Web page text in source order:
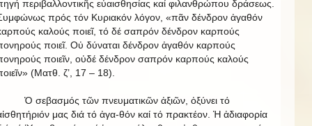
περιβαλλοντικῆς εὐαισθησίας καί φιλανθρώπου δράσεως.
πρός τόν Κυριακόν λόγον, «πᾶν δένδρον ἀγαθόν
καλούς ποιεῖ, τό δέ σαπρόν δένδρον καρπούς
ποιεῖ. Οὐ δύναται δένδρον ἀγαθόν καρπούς
ποιεῖν, οὐδέ δένδρον σαπρόν καρπούς καλούς
(Ματθ. ζ’, 17 – 18).
σεβασμός τῶν πνευματικῶν ἀξιῶν, ὀξύνει τό
μας διά τό ἀγα-θόν καί τό πρακτέον. Ἡ ἀδιαφορία